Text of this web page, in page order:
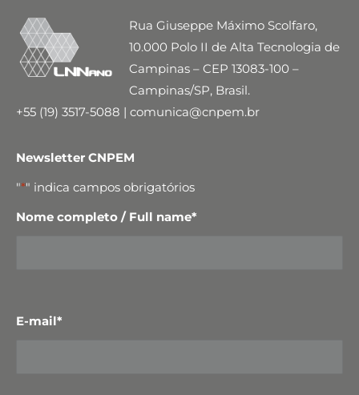
Rua Giuseppe Máximo Scolfaro,
10.000 Polo II de Alta Tecnologia de
Campinas – CEP 13083-100 –
Campinas/SP, Brasil.
+55 (19) 3517-5088 | comunica@cnpem.br
Newsletter CNPEM
"*" indica campos obrigatórios
Nome completo / Full name*
E-mail*